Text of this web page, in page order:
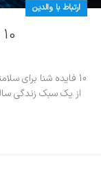
ارتباط با والدین
10 فایده شنا برای سلامتی
10 فایده شنا برای
از یک سبک زندگی